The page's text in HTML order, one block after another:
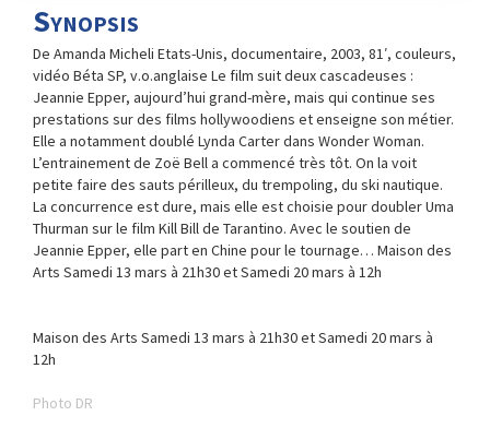
Synopsis
De Amanda Micheli Etats-Unis, documentaire, 2003, 81′, couleurs,
vidéo Béta SP, v.o.anglaise Le film suit deux cascadeuses :
Jeannie Epper, aujourd’hui grand-mère, mais qui continue ses
prestations sur des films hollywoodiens et enseigne son métier.
Elle a notamment doublé Lynda Carter dans Wonder Woman.
L’entrainement de Zoë Bell a commencé très tôt. On la voit
petite faire des sauts périlleux, du trempoling, du ski nautique.
La concurrence est dure, mais elle est choisie pour doubler Uma
Thurman sur le film Kill Bill de Tarantino. Avec le soutien de
Jeannie Epper, elle part en Chine pour le tournage… Maison des
Arts Samedi 13 mars à 21h30 et Samedi 20 mars à 12h
Maison des Arts Samedi 13 mars à 21h30 et Samedi 20 mars à
12h
Photo DR